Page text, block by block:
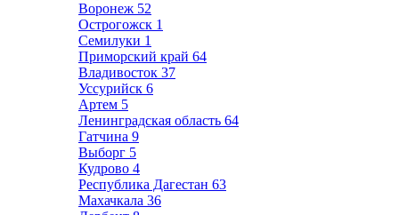
Воронеж 52
Острогожск 1
Семилуки 1
Приморский край 64
Владивосток 37
Уссурийск 6
Артем 5
Ленинградская область 64
Гатчина 9
Выборг 5
Кудрово 4
Республика Дагестан 63
Махачкала 36